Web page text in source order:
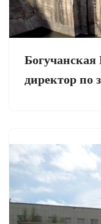
директор по